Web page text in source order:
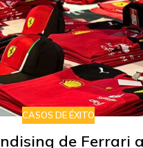
CASOS DE ÉXITO
de Ferrari